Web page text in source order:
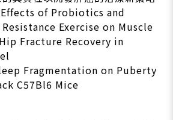
of Probiotics and
Exercise on Muscle
Fracture Recovery in
Fragmentation on Puberty
C57Bl6 Mice